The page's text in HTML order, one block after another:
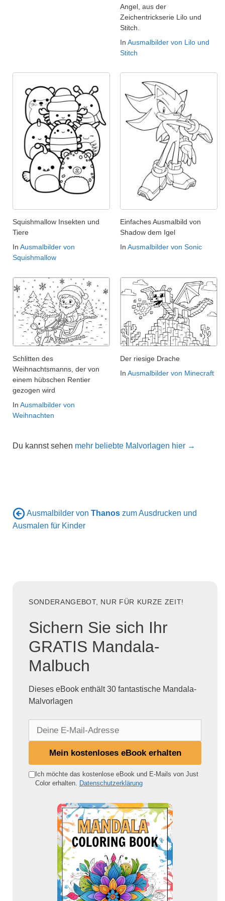
Angel, aus der
Zeichentrickserie Lilo und
Stitch.
In Ausmalbilder von Lilo und
Stitch
Squishmallow Insekten und
Tiere
In Ausmalbilder von
Squishmallow
Einfaches Ausmalbild von
Shadow dem Igel
In Ausmalbilder von Sonic
Schlitten des
Weihnachtsmanns, der von
einem hübschen Rentier
gezogen wird
In Ausmalbilder von
Weihnachten
Der riesige Drache
In Ausmalbilder von Minecraft
Du kannst sehen mehr beliebte Malvorlagen hier →
Ausmalbilder von Thanos zum Ausdrucken und
Ausmalen für Kinder
SONDERANGEBOT, NUR FÜR KURZE ZEIT!
Sichern Sie sich Ihr
GRATIS Mandala-
Malbuch
Dieses eBook enthält 30 fantastische Mandala-
Malvorlagen
e
Mein kostenloses eBook erhalten
Ich möchte das kostenlose eBook und E-Mails von Just
Color erhalten. Datenschutzerklärung